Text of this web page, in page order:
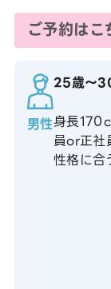
ご予約はこ
男性
25歳〜
身長
員or正社
性格に合